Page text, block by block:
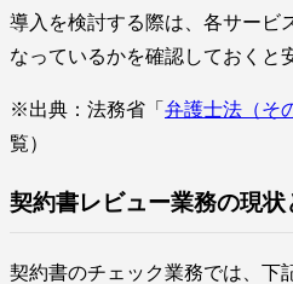
導入を検討する際は、各サービ
なっているかを確認しておくと
※出典：法務省「 弁護士法（そ
覧）
契約書レビュー業務の現状
契約書のチェック業務では、下